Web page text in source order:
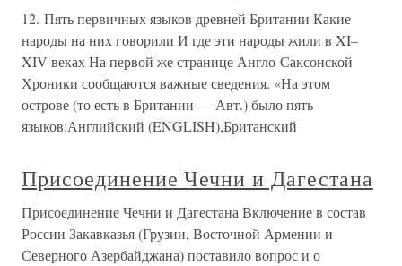
12. Пять первичных языков древней Британии Какие
народы на них говорили И где эти народы жили в XI–
XIV веках На первой же странице Англо-Саксонской
Хроники сообщаются важные сведения. «На этом
острове (то есть в Британии — Авт.) было пять
языков:Английский (ENGLISH),Британский
Присоединение Чечни и Дагестана
Присоединение Чечни и Дагестана Включение в состав
России Закавказья (Грузии, Восточной Армении и
Северного Азербайджана) поставило вопрос и о